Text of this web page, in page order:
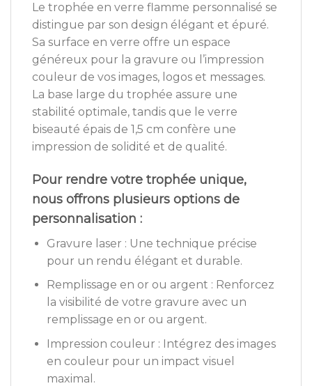
Le trophée en verre flamme personnalisé se
distingue par son design élégant et épuré.
Sa surface en verre offre un espace
généreux pour la gravure ou l’impression
couleur de vos images, logos et messages.
La base large du trophée assure une
stabilité optimale, tandis que le verre
biseauté épais de 1,5 cm confère une
impression de solidité et de qualité.
Pour rendre votre trophée unique,
nous offrons plusieurs options de
personnalisation :
Gravure laser : Une technique précise
pour un rendu élégant et durable.
Remplissage en or ou argent : Renforcez
la visibilité de votre gravure avec un
remplissage en or ou argent.
Impression couleur : Intégrez des images
en couleur pour un impact visuel
maximal.